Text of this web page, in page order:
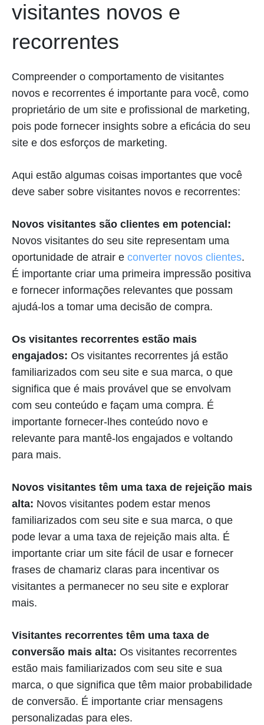
visitantes novos e
recorrentes
Compreender o comportamento de visitantes
novos e recorrentes é importante para você, como
proprietário de um site e profissional de marketing,
pois pode fornecer insights sobre a eficácia do seu
site e dos esforços de marketing.
Aqui estão algumas coisas importantes que você
deve saber sobre visitantes novos e recorrentes:
Novos visitantes são clientes em potencial:
Novos visitantes do seu site representam uma
oportunidade de atrair e converter novos clientes.
É importante criar uma primeira impressão positiva
e fornecer informações relevantes que possam
ajudá-los a tomar uma decisão de compra.
Os visitantes recorrentes estão mais
engajados: Os visitantes recorrentes já estão
familiarizados com seu site e sua marca, o que
significa que é mais provável que se envolvam
com seu conteúdo e façam uma compra. É
importante fornecer-lhes conteúdo novo e
relevante para mantê-los engajados e voltando
para mais.
Novos visitantes têm uma taxa de rejeição mais
alta: Novos visitantes podem estar menos
familiarizados com seu site e sua marca, o que
pode levar a uma taxa de rejeição mais alta. É
importante criar um site fácil de usar e fornecer
frases de chamariz claras para incentivar os
visitantes a permanecer no seu site e explorar
mais.
Visitantes recorrentes têm uma taxa de
conversão mais alta: Os visitantes recorrentes
estão mais familiarizados com seu site e sua
marca, o que significa que têm maior probabilidade
de conversão. É importante criar mensagens
personalizadas para eles.